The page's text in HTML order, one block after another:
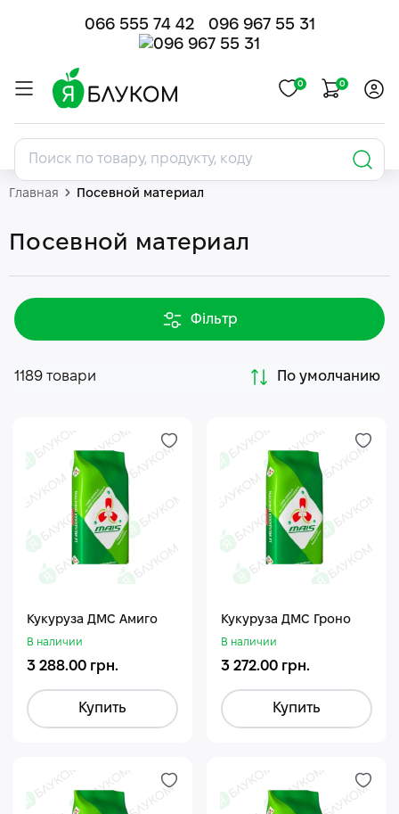
066 555 74 42 096 967 55 31
0 0
Главная Посевной материал
Посевной материал
Фільтр
1189 товари По умолчанию
Кукуруза ДМС Амиго
В наличии
3 288.00 грн.
Купить
Кукуруза ДМС Гроно
В наличии
3 272.00 грн.
Купить